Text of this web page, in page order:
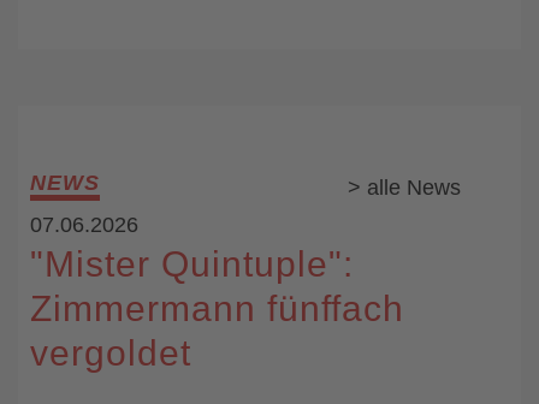
NEWS
> alle News
07.06.2026
"Mister Quintuple":
Zimmermann fünffach
vergoldet